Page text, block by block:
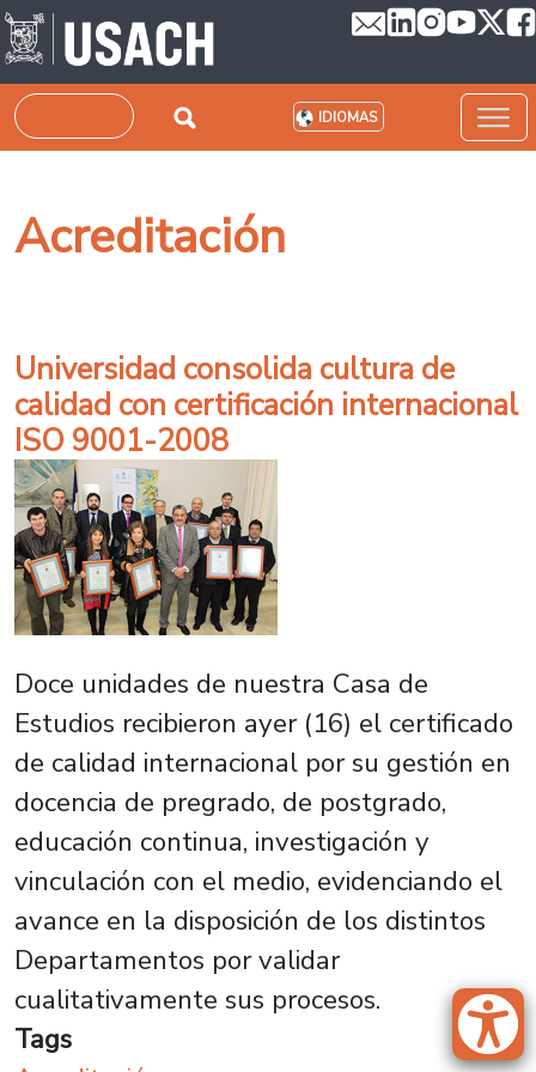
Pasar al contenido principal
Buscar IDIOMAS
Acreditación
Universidad consolida cultura de
calidad con certificación internacional
ISO 9001-2008
Doce unidades de nuestra Casa de
Estudios recibieron ayer (16) el certificado
de calidad internacional por su gestión en
docencia de pregrado, de postgrado,
educación continua, investigación y
vinculación con el medio, evidenciando el
avance en la disposición de los distintos
Departamentos por validar
cualitativamente sus procesos.
Tags